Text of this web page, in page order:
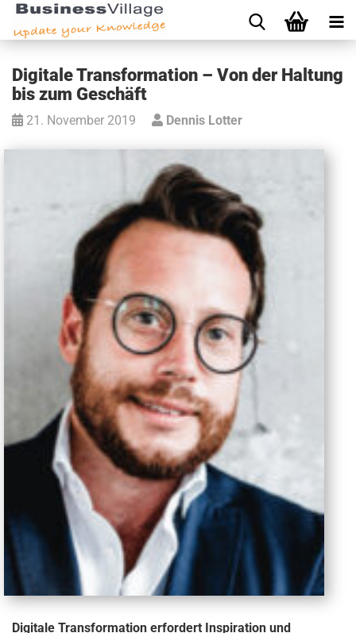
Digitale Transformation – Von der Haltung
bis zum Geschäft
21. November 2019 Dennis Lotter
Digitale Transformation erfordert Inspiration und